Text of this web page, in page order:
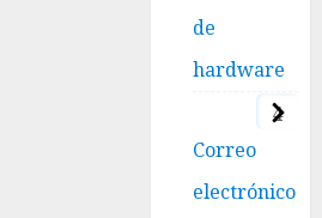
de
hardware
4
Correo
electrónico